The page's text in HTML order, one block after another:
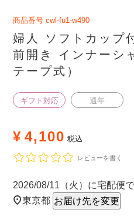
商品番号 cwl-fu1-w490
婦人 ソフトカップ
前開き インナーシ
テープ式）
ギフト対応 通年
¥ 4,100 税込
レビューを書く
2026/08/11（火） に宅配便
東京都 お届け先を変更